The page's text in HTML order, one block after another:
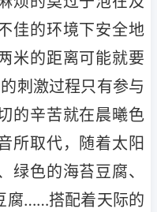
佳的环境下安全地
米的距离可能就要
刺激过程只有参与
的辛苦就在晨曦色
所取代，随着太阳
绿色的海苔豆腐、
腐……搭配着天际的